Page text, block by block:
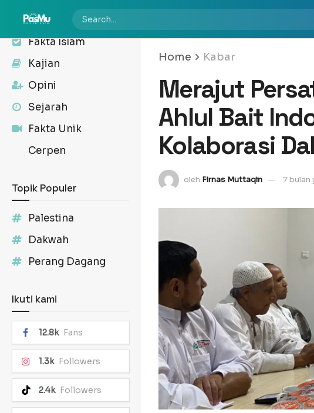
Kabar
Fakta Islam
Kajian
Opini
Sejarah
Fakta Unik
Cerpen
Topik Populer
Palestina
Dakwah
Perang Dagang
Ikuti kami
12.8k Fans
1.3k Followers
2.4k Followers
Home Kabar
Merajut
Ahlul Bait
Kolaborasi
oleh Firnas Muttaqin 7 bulan